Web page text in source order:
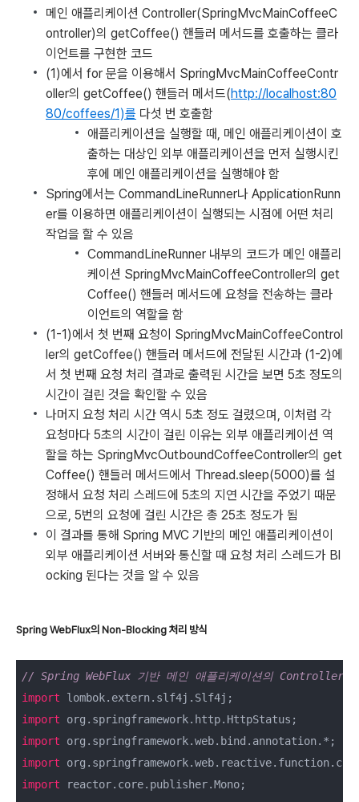
메인 애플리케이션 Controller(SpringMvcMainCoffeeC
ontroller)의 getCoffee() 핸들러 메서드를 호출하는 클라
이언트를 구현한 코드
(1)에서 for 문을 이용해서 SpringMvcMainCoffeeContr
oller의 getCoffee() 핸들러 메서드(http://localhost:80
80/coffees/1)를 다섯 번 호출함
애플리케이션을 실행할 때, 메인 애플리케이션이 호
출하는 대상인 외부 애플리케이션을 먼저 실행시킨
후에 메인 애플리케이션을 실행해야 함
Spring에서는 CommandLineRunner나 ApplicationRunn
er를 이용하면 애플리케이션이 실행되는 시점에 어떤 처리
작업을 할 수 있음
CommandLineRunner 내부의 코드가 메인 애플리
케이션 SpringMvcMainCoffeeController의 get
Coffee() 핸들러 메서드에 요청을 전송하는 클라
이언트의 역할을 함
(1-1)에서 첫 번째 요청이 SpringMvcMainCoffeeControl
ler의 getCoffee() 핸들러 메서드에 전달된 시간과 (1-2)에
서 첫 번째 요청 처리 결과로 출력된 시간을 보면 5초 정도의
시간이 걸린 것을 확인할 수 있음
나머지 요청 처리 시간 역시 5초 정도 걸렸으며, 이처럼 각
요청마다 5초의 시간이 걸린 이유는 외부 애플리케이션 역
할을 하는 SpringMvcOutboundCoffeeController의 get
Coffee() 핸들러 메서드에서 Thread.sleep(5000)를 설
정해서 요청 처리 스레드에 5초의 지연 시간을 주었기 때문
으로, 5번의 요청에 걸린 시간은 총 25초 정도가 됨
이 결과를 통해 Spring MVC 기반의 메인 애플리케이션이
외부 애플리케이션 서버와 통신할 때 요청 처리 스레드가 Bl
ocking 된다는 것을 알 수 있음
Spring WebFlux의 Non-Blocking 처리 방식
// Spring WebFlux 기반 메인 애플리케이션의 Controller
import
import
import
import
import reactor.core.publisher.Mono;